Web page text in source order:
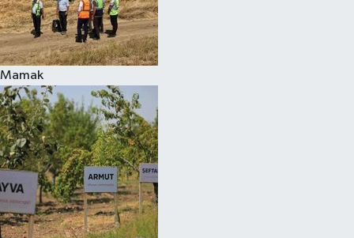
Mamak